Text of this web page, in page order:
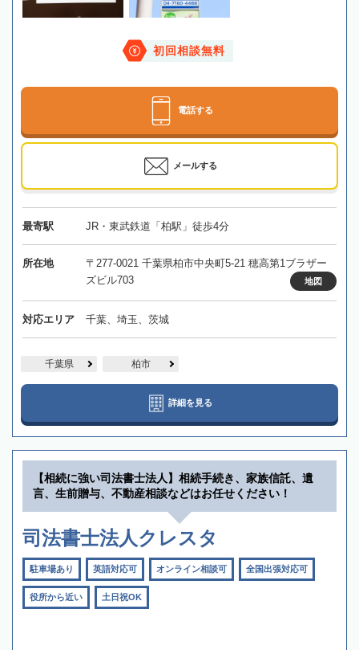
初回相談無料
電話する
メールする
最寄駅 JR・東武鉄道「柏駅」徒歩4分
所在地
〒277-0021 千葉県柏市中央町5-21 穂高第1ブラザー
ズビル703
地図
対応エリア 千葉、埼玉、茨城
千葉県 柏市
詳細を見る
【相続に強い司法書士法人】相続手続き、家族信託、遺
言、生前贈与、不動産相談などはお任せください！
司法書士法人クレスタ
駐車場あり 英語対応可 オンライン相談可 全国出張対応可
役所から近い 土日祝OK